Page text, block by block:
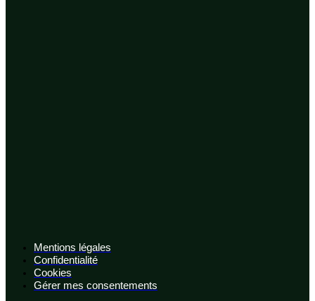
Mentions légales
Confidentialité
Cookies
Gérer mes consentements